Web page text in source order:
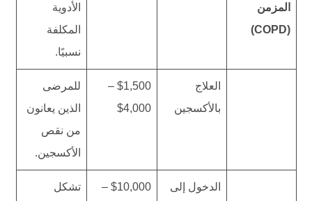
المزمن
(COPD)
الأدوية
المكلفة
نسبيًا.
العلاج
بالأكسجين
$1,500 –
$4,000
للمرضى
الذين يعانون
من نقص
الأكسجين.
الدخول إلى
$10,000 –
تشكل